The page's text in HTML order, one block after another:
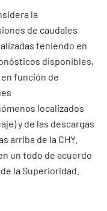
la
de caudales
teniendo en
disponibles,
función de
localizados
y de las descargas
arriba de la CHY.
un todo de acuerdo
la Superioridad.